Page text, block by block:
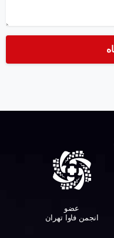
عضو
انجمن فاوا تهران